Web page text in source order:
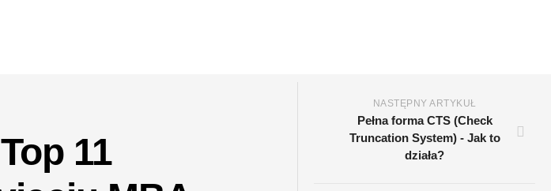
11
NASTĘPNY ARTYKUŁ
Pełna forma CTS (Check
Truncation System) - Jak to
działa?